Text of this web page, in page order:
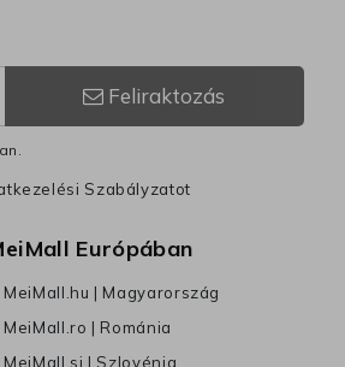
Feliraktozás
Szabályzatot
Európában
MeiMall.hu | Magyarország
MeiMall.ro | Románia
MeiMall.si | Szlovénia